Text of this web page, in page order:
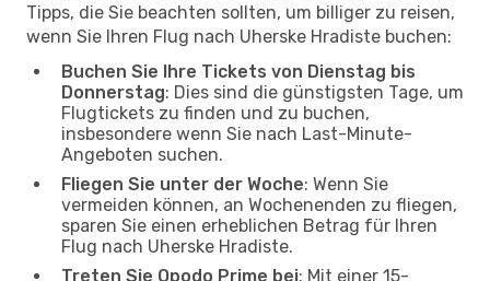
Tipps, die Sie beachten sollten, um billiger zu reisen,
wenn Sie Ihren Flug nach Uherske Hradiste buchen:
Buchen Sie Ihre Tickets von Dienstag bis
Donnerstag: Dies sind die günstigsten Tage, um
Flugtickets zu finden und zu buchen,
insbesondere wenn Sie nach Last-Minute-
Angeboten suchen.
Fliegen Sie unter der Woche: Wenn Sie
vermeiden können, an Wochenenden zu fliegen,
sparen Sie einen erheblichen Betrag für Ihren
Flug nach Uherske Hradiste.
Treten Sie Opodo Prime bei: Mit einer 15-